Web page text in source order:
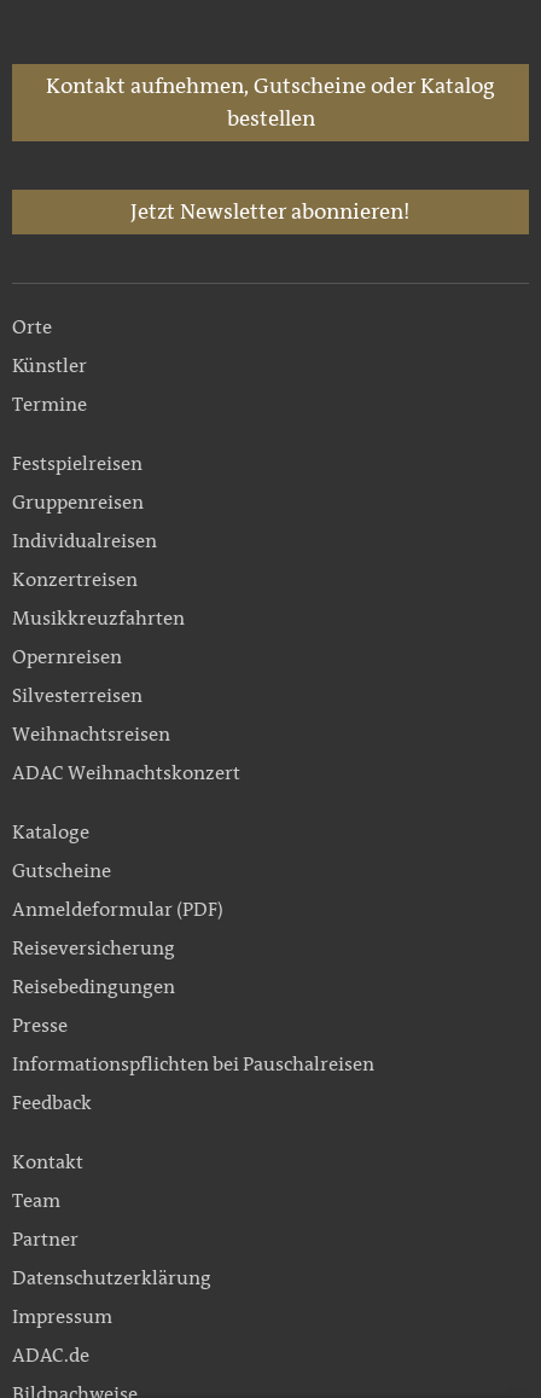
Kontakt aufnehmen, Gutscheine oder Katalog
bestellen
Jetzt Newsletter abonnieren!
Orte
Künstler
Termine
Festspielreisen
Gruppenreisen
Individualreisen
Konzertreisen
Musikkreuzfahrten
Opernreisen
Silvesterreisen
Weihnachtsreisen
ADAC Weihnachtskonzert
Kataloge
Gutscheine
Anmeldeformular (PDF)
Reiseversicherung
Reisebedingungen
Presse
Informationspflichten bei Pauschalreisen
Feedback
Kontakt
Team
Partner
Datenschutzerklärung
Impressum
ADAC.de